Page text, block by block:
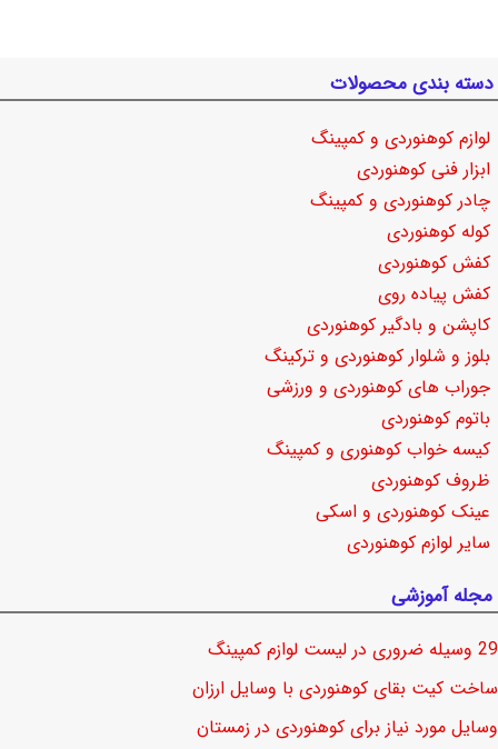
دسته بندی محصولات
لوازم کوهنوردی و کمپینگ
ابزار فنی کوهنوردی
چادر کوهنوردی و کمپینگ
کوله کوهنوردی
کفش کوهنوردی
کفش پیاده روی
کاپشن و بادگیر کوهنوردی
بلوز و شلوار کوهنوردی و ترکینگ
جوراب های کوهنوردی و ورزشی
باتوم کوهنوردی
کیسه خواب کوهنوری و کمپینگ
ظروف کوهنوردی
عینک کوهنوردی و اسکی
سایر لوازم کوهنوردی
مجله آموزشی
29 وسیله ضروری در لیست لوازم کمپینگ
ساخت کیت بقای کوهنوردی با وسایل ارزان
وسایل مورد نیاز برای کوهنوردی در زمستان